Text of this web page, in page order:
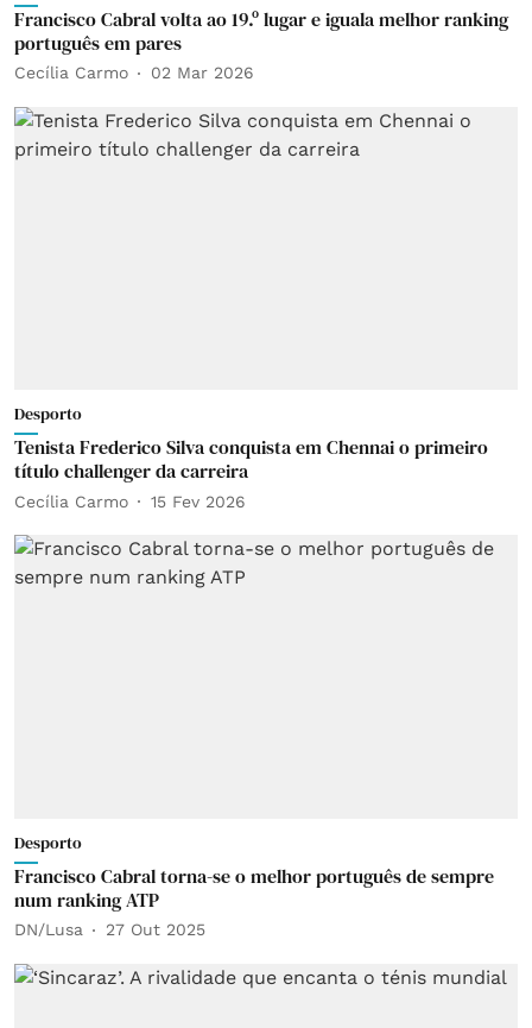
Francisco Cabral volta ao 19.º lugar e iguala melhor ranking
português em pares
Cecília Carmo 02 Mar 2026
Desporto
Tenista Frederico Silva conquista em Chennai o primeiro
título challenger da carreira
Cecília Carmo 15 Fev 2026
Desporto
Francisco Cabral torna-se o melhor português de sempre
num ranking ATP
DN/Lusa 27 Out 2025